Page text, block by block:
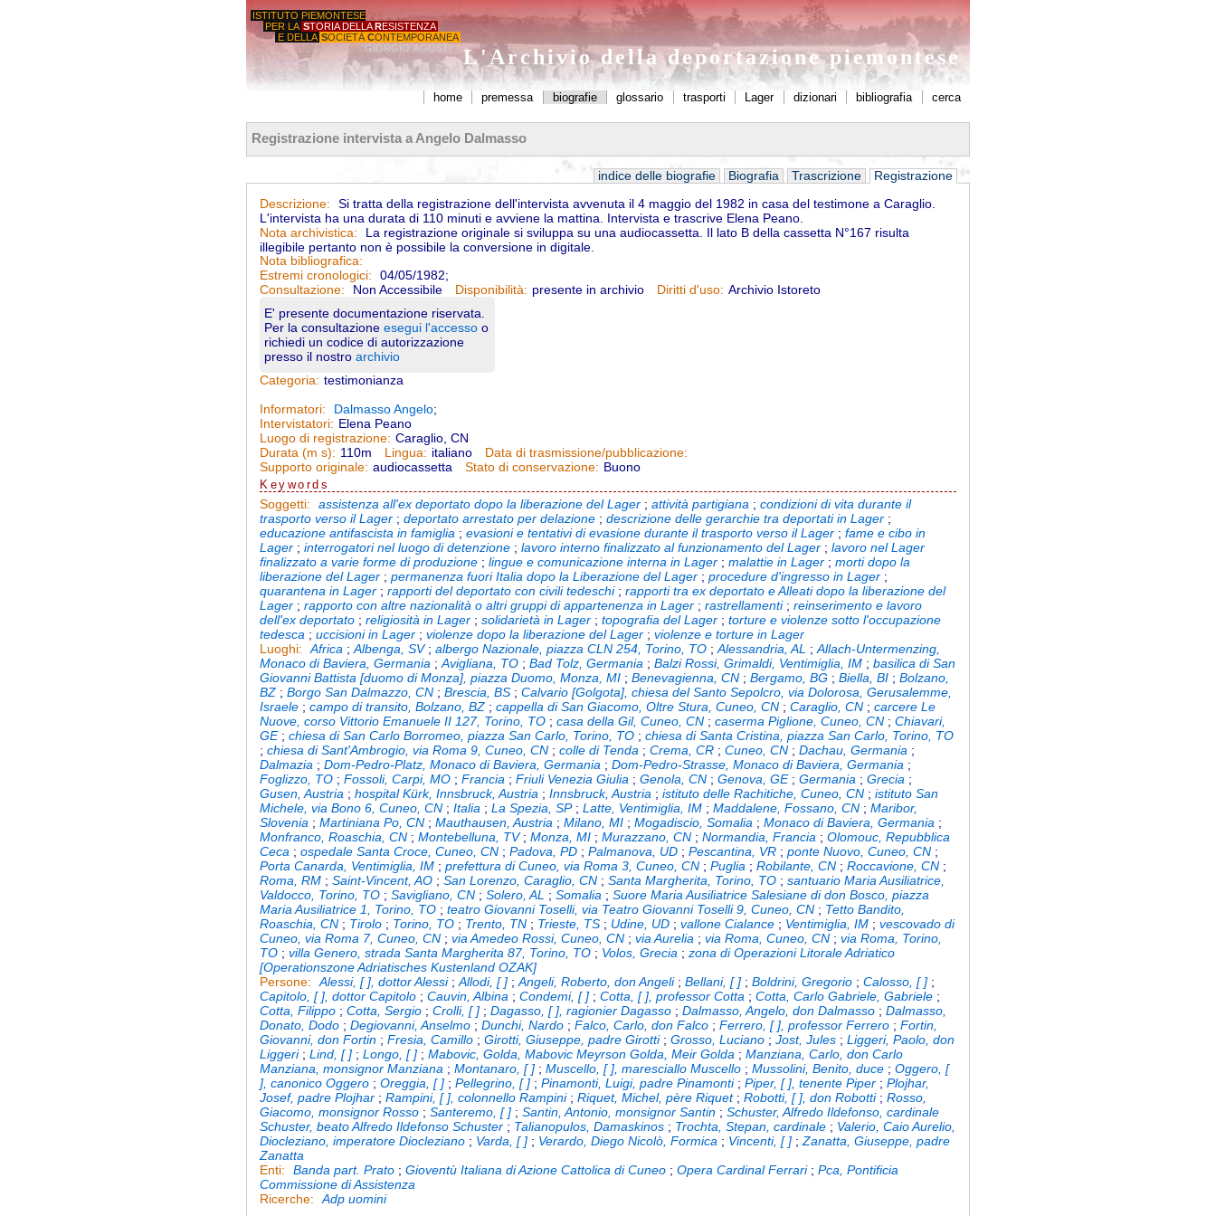
ISTITUTO PIEMONTESE
PER LA STORIA DELLA RESISTENZA
E DELLA SOCIETÀ CONTEMPORANEA
'GIORGIO AGOSTI'
L'Archivio della deportazione piemontese
home premessa biografie glossario trasporti Lager dizionari bibliografia cerca
Registrazione intervista a Angelo Dalmasso
indice delle biografie Biografia Trascrizione Registrazione
Descrizione:
Si tratta della registrazione dell'intervista avvenuta il 4 maggio del 1982 in casa del testimone a Caraglio.
L'intervista ha una durata di 110 minuti e avviene la mattina. Intervista e trascrive Elena Peano.
Nota archivistica:
La registrazione originale si sviluppa su una audiocassetta. Il lato B della cassetta N°167 risulta
illegibile pertanto non è possibile la conversione in digitale.
Nota bibliografica:
Estremi cronologici:
04/05/1982;
Consultazione: Non Accessibile Disponibilità: presente in archivio Diritti d'uso: Archivio Istoreto
E' presente documentazione riservata.
Per la consultazioneesegui l'accesso o
richiedi un codice di autorizzazione
presso il nostroarchivio
Categoria: testimonianza
Informatori: Dalmasso Angelo;
Intervistatori: Elena Peano
Luogo di registrazione: Caraglio, CN
Durata (m s): 110m Lingua: italiano
Data di trasmissione/pubblicazione:
Supporto originale: audiocassetta Stato di conservazione: Buono
Keywords
Soggetti: assistenza all'ex deportato dopo la liberazione del Lager ;attività partigiana ;condizioni di vita durante il
trasporto verso il Lager ;deportato arrestato per delazione ;descrizione delle gerarchie tra deportati in Lager ;
educazione antifascista in famiglia ;evasioni e tentativi di evasione durante il trasporto verso il Lager ;fame e cibo in
Lager ;interrogatori nel luogo di detenzione ;lavoro interno finalizzato al funzionamento del Lager ;lavoro nel Lager
finalizzato a varie forme di produzione ;lingue e comunicazione interna in Lager ;malattie in Lager ;morti dopo la
liberazione del Lager ;permanenza fuori Italia dopo la Liberazione del Lager ;procedure d'ingresso in Lager ;
quarantena in Lager ;rapporti del deportato con civili tedeschi;rapporti tra ex deportato e Alleati dopo la liberazione del
Lager ;rapporto con altre nazionalità o altri gruppi di appartenenza in Lager ;rastrellamenti;reinserimento e lavoro
dell'ex deportato ;religiosità in Lager ;solidarietà in Lager ;topografia del Lager ;torture e violenze sotto l'occupazione
tedesca ;uccisioni in Lager ;violenze dopo la liberazione del Lager ;violenze e torture in Lager
Luoghi: Africa ;Albenga, SV;albergo Nazionale, piazza CLN 254, Torino, TO ;Alessandria, AL ;Allach-Untermenzing,
Monaco di Baviera, Germania ;Avigliana, TO ;Bad Tolz, Germania ;Balzi Rossi, Grimaldi, Ventimiglia, IM ;basilica di San
Giovanni Battista [duomo di Monza], piazza Duomo, Monza, MI ;Benevagienna, CN ;Bergamo, BG ;Biella, BI ;Bolzano,
BZ ;Borgo San Dalmazzo, CN ;Brescia, BS ;Calvario [Golgota], chiesa del Santo Sepolcro, via Dolorosa, Gerusalemme,
Israele ;campo di transito, Bolzano, BZ ;cappella di San Giacomo, Oltre Stura, Cuneo, CN ;Caraglio, CN ;carcere Le
Nuove, corso Vittorio Emanuele II 127, Torino, TO ;casa della Gil, Cuneo, CN ;caserma Piglione, Cuneo, CN ;Chiavari,
GE;chiesa di San Carlo Borromeo, piazza San Carlo, Torino, TO ;chiesa di Santa Cristina, piazza San Carlo, Torino, TO
;chiesa di Sant'Ambrogio, via Roma 9, Cuneo, CN ;colle di Tenda ;Crema, CR ;Cuneo, CN ;Dachau, Germania ;
Dalmazia ;Dom-Pedro-Platz, Monaco di Baviera, Germania ;Dom-Pedro-Strasse, Monaco di Baviera, Germania ;
Foglizzo, TO ;Fossoli, Carpi, MO ;Francia ;Friuli Venezia Giulia ;Genola, CN ;Genova, GE;Germania ;Grecia ;
Gusen, Austria ;hospital Kürk, Innsbruck, Austria ;Innsbruck, Austria ;istituto delle Rachitiche, Cuneo, CN ;istituto San
Michele, via Bono 6, Cuneo, CN ;Italia ;La Spezia, SP;Latte, Ventimiglia, IM ;Maddalene, Fossano, CN ;Maribor,
Slovenia ;Martiniana Po, CN ;Mauthausen, Austria ;Milano, MI ;Mogadiscio, Somalia ;Monaco di Baviera, Germania ;
Monfranco, Roaschia, CN ;Montebelluna, TV;Monza, MI ;Murazzano, CN ;Normandia, Francia ;Olomouc, Repubblica
Ceca ;ospedale Santa Croce, Cuneo, CN ;Padova, PD ;Palmanova, UD ;Pescantina, VR ;ponte Nuovo, Cuneo, CN ;
Porta Canarda, Ventimiglia, IM ;prefettura di Cuneo, via Roma 3, Cuneo, CN ;Puglia ;Robilante, CN ;Roccavione, CN ;
Roma, RM ;Saint-Vincent, AO ;San Lorenzo, Caraglio, CN ;Santa Margherita, Torino, TO ;santuario Maria Ausiliatrice,
Valdocco, Torino, TO ;Savigliano, CN ;Solero, AL ;Somalia ;Suore Maria Ausiliatrice Salesiane di don Bosco, piazza
Maria Ausiliatrice 1, Torino, TO ;teatro Giovanni Toselli, via Teatro Giovanni Toselli 9, Cuneo, CN ; Tetto Bandito,
Roaschia, CN ; Tirolo ; Torino, TO ; Trento, TN ; Trieste, TS ; Udine, UD ;vallone Cialance ; Ventimiglia, IM ;vescovado di
Cuneo, via Roma 7, Cuneo, CN ;via Amedeo Rossi, Cuneo, CN ;via Aurelia ;via Roma, Cuneo, CN ;via Roma, Torino,
TO ;villa Genero, strada Santa Margherita 87, Torino, TO ; Volos, Grecia ;zona di Operazioni Litorale Adriatico
[Operationszone Adriatisches Kustenland OZAK]
Persone: Alessi, [ ], dottor Alessi;Allodi, [ ] ;Angeli, Roberto, don Angeli;Bellani, [ ] ;Boldrini, Gregorio ;Calosso, [ ] ;
Capitolo, [ ], dottor Capitolo ;Cauvin, Albina ;Condemi, [ ] ;Cotta, [ ], professor Cotta ;Cotta, Carlo Gabriele, Gabriele ;
Cotta, Filippo ;Cotta, Sergio ;Crolli, [ ] ;Dagasso, [ ], ragionier Dagasso ;Dalmasso, Angelo, don Dalmasso ;Dalmasso,
Donato, Dodo ;Degiovanni, Anselmo ;Dunchi, Nardo ;Falco, Carlo, don Falco ;Ferrero, [ ], professor Ferrero ;Fortin,
Giovanni, don Fortin ;Fresia, Camillo ;Girotti, Giuseppe, padre Girotti;Grosso, Luciano ;Jost, Jules ;Liggeri, Paolo, don
Liggeri;Lind, [ ] ;Longo, [ ] ;Mabovic, Golda, Mabovic Meyrson Golda, Meir Golda ;Manziana, Carlo, don Carlo
Manziana, monsignor Manziana ;Montanaro, [ ] ;Muscello, [ ], maresciallo Muscello ;Mussolini, Benito, duce ;Oggero, [
], canonico Oggero ;Oreggia, [ ] ;Pellegrino, [ ] ;Pinamonti, Luigi, padre Pinamonti;Piper, [ ], tenente Piper ;Plojhar,
Josef, padre Plojhar ;Rampini, [ ], colonnello Rampini;Riquet, Michel, père Riquet;Robotti, [ ], don Robotti;Rosso,
Giacomo, monsignor Rosso ;Santeremo, [ ] ;Santin, Antonio, monsignor Santin ;Schuster, Alfredo Ildefonso, cardinale
Schuster, beato Alfredo Ildefonso Schuster ; Talianopulos, Damaskinos ; Trochta, Stepan, cardinale ; Valerio, Caio Aurelio,
Diocleziano, imperatore Diocleziano ; Varda, [ ] ; Verardo, Diego Nicolò, Formica ; Vincenti, [ ] ;Zanatta, Giuseppe, padre
Zanatta
Enti: Banda part. Prato ;Gioventù Italiana di Azione Cattolica di Cuneo ;Opera Cardinal Ferrari;Pca, Pontificia
Commissione di Assistenza
Ricerche: Adp uomini